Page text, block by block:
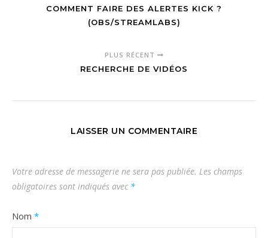
COMMENT FAIRE DES ALERTES KICK ?
(OBS/STREAMLABS)
PLUS RÉCENT
RECHERCHE DE VIDÉOS
LAISSER UN COMMENTAIRE
Votre adresse de messagerie ne sera pas publiée. Les champs
obligatoires sont indiqués avec *
Nom *